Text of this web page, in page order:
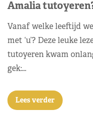
Amalia
Vanaf welke leeftijd
met ‘u’? Deze leuke
tutoyeren kwam
gek:…
Lees verder